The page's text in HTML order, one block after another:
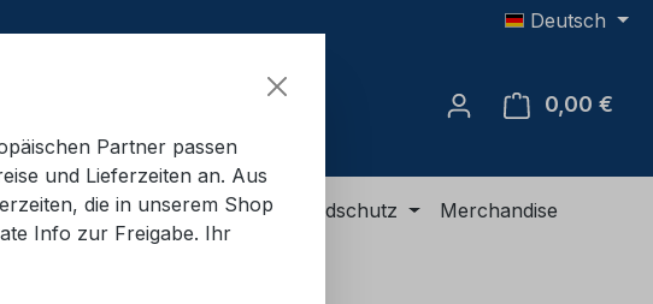
Deutsch
0,00 €
ADR-Ausrüstung Brandschutz
Merchandise
Partner passen
und Lieferzeiten an. Aus
die in unserem Shop
Info zur Freigabe. Ihr